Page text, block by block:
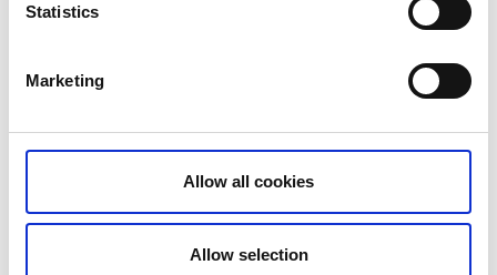
Statistics
Marketing
Allow all cookies
Allow selection